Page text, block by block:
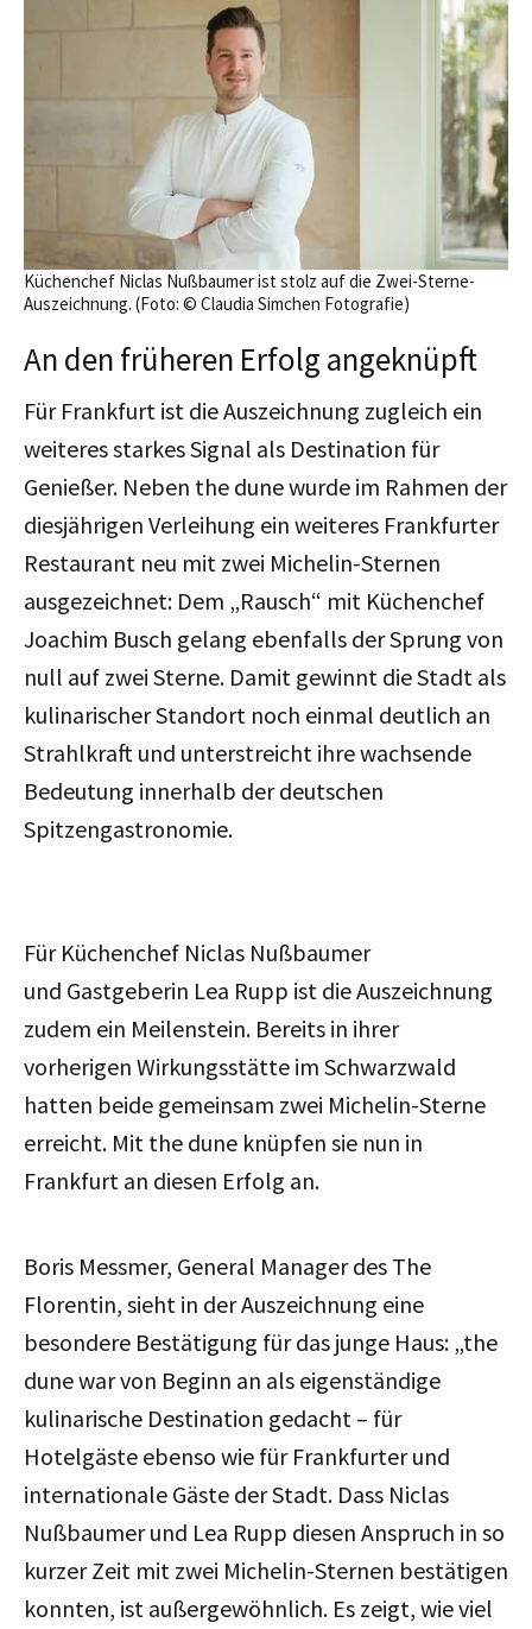
Küchenchef Niclas Nußbaumer ist stolz auf die Zwei-Sterne-
Auszeichnung. (Foto: © Claudia Simchen Fotografie)
An den früheren Erfolg angeknüpft
Für Frankfurt ist die Auszeichnung zugleich ein
weiteres starkes Signal als Destination für
Genießer. Neben the dune wurde im Rahmen der
diesjährigen Verleihung ein weiteres Frankfurter
Restaurant neu mit zwei Michelin-Sternen
ausgezeichnet: Dem „Rausch“ mit Küchenchef
Joachim Busch gelang ebenfalls der Sprung von
null auf zwei Sterne. Damit gewinnt die Stadt als
kulinarischer Standort noch einmal deutlich an
Strahlkraft und unterstreicht ihre wachsende
Bedeutung innerhalb der deutschen
Spitzengastronomie.
Für Küchenchef Niclas Nußbaumer
und Gastgeberin Lea Rupp ist die Auszeichnung
zudem ein Meilenstein. Bereits in ihrer
vorherigen Wirkungsstätte im Schwarzwald
hatten beide gemeinsam zwei Michelin-Sterne
erreicht. Mit the dune knüpfen sie nun in
Frankfurt an diesen Erfolg an.
Boris Messmer, General Manager des The
Florentin, sieht in der Auszeichnung eine
besondere Bestätigung für das junge Haus: „the
dune war von Beginn an als eigenständige
kulinarische Destination gedacht – für
Hotelgäste ebenso wie für Frankfurter und
internationale Gäste der Stadt. Dass Niclas
Nußbaumer und Lea Rupp diesen Anspruch in so
kurzer Zeit mit zwei Michelin-Sternen bestätigen
konnten, ist außergewöhnlich. Es zeigt, wie viel